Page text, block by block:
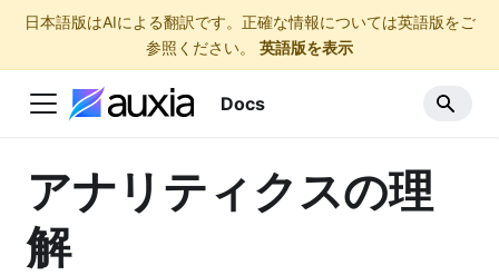
日本語版はAIによる翻訳です。正確な情報については英語版をご
参照ください。
英語版を表示
Docs
アナリティクスの理
解